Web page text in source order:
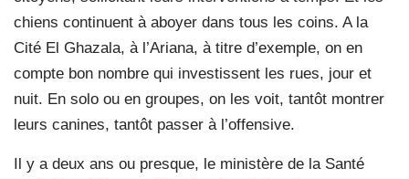
chiens continuent à aboyer dans tous les coins. A la
Cité El Ghazala, à l’Ariana, à titre d’exemple, on en
compte bon nombre qui investissent les rues, jour et
nuit. En solo ou en groupes, on les voit, tantôt montrer
leurs canines, tantôt passer à l’offensive.
Il y a deux ans ou presque, le ministère de la Santé